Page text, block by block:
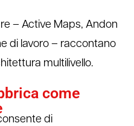
– Active Maps, Andon
di lavoro – raccontano
multilivello.
come
di